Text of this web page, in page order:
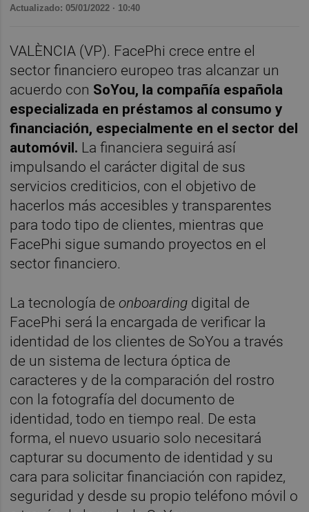
Actualizado: 05/01/2022 · 10:40
VALÈNCIA (VP). FacePhi crece entre el
sector financiero europeo tras alcanzar un
acuerdo con SoYou, la compañía española
especializada en préstamos al consumo y
financiación, especialmente en el sector del
automóvil. La financiera seguirá así
impulsando el carácter digital de sus
servicios crediticios, con el objetivo de
hacerlos más accesibles y transparentes
para todo tipo de clientes, mientras que
FacePhi sigue sumando proyectos en el
sector financiero.
La tecnología de onboarding digital de
FacePhi será la encargada de verificar la
identidad de los clientes de SoYou a través
de un sistema de lectura óptica de
caracteres y de la comparación del rostro
con la fotografía del documento de
identidad, todo en tiempo real. De esta
forma, el nuevo usuario solo necesitará
capturar su documento de identidad y su
cara para solicitar financiación con rapidez,
seguridad y desde su propio teléfono móvil o